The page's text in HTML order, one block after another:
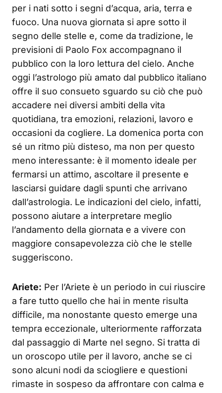
per i nati sotto i segni d’acqua, aria, terra e
fuoco. Una nuova giornata si apre sotto il
segno delle stelle e, come da tradizione, le
previsioni di Paolo Fox accompagnano il
pubblico con la loro lettura del cielo. Anche
oggi l’astrologo più amato dal pubblico italiano
offre il suo consueto sguardo su ciò che può
accadere nei diversi ambiti della vita
quotidiana, tra emozioni, relazioni, lavoro e
occasioni da cogliere. La domenica porta con
sé un ritmo più disteso, ma non per questo
meno interessante: è il momento ideale per
fermarsi un attimo, ascoltare il presente e
lasciarsi guidare dagli spunti che arrivano
dall’astrologia. Le indicazioni del cielo, infatti,
possono aiutare a interpretare meglio
l’andamento della giornata e a vivere con
maggiore consapevolezza ciò che le stelle
suggeriscono.
Ariete: Per l’Ariete è un periodo in cui riuscire
a fare tutto quello che hai in mente risulta
difficile, ma nonostante questo emerge una
tempra eccezionale, ulteriormente rafforzata
dal passaggio di Marte nel segno. Si tratta di
un oroscopo utile per il lavoro, anche se ci
sono alcuni nodi da sciogliere e questioni
rimaste in sospeso da affrontare con calma e